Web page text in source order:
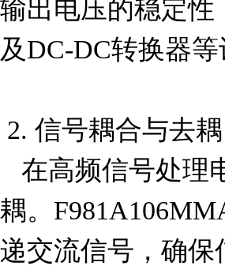
输出电压的稳定
及DC-DC转换器等
耦。
递交流信号，确